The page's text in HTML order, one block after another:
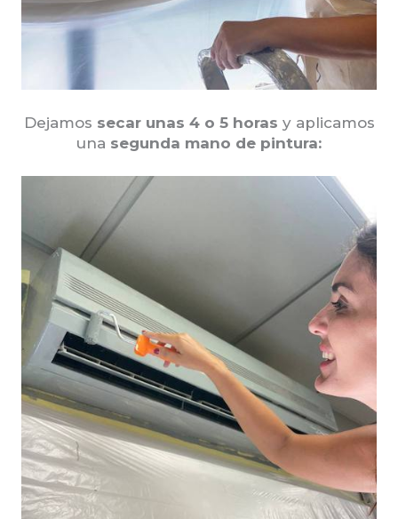
Dejamos secar unas 4 o 5 horas y aplicamos
una segunda mano de pintura: